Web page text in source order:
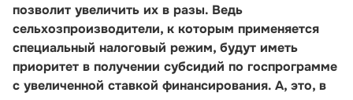
позволит увеличить их в разы. Ведь
сельхозпроизводители, к которым применяется
специальный налоговый режим, будут иметь
приоритет в получении субсидий по госпрограмме
с увеличенной ставкой финансирования. А, это, в